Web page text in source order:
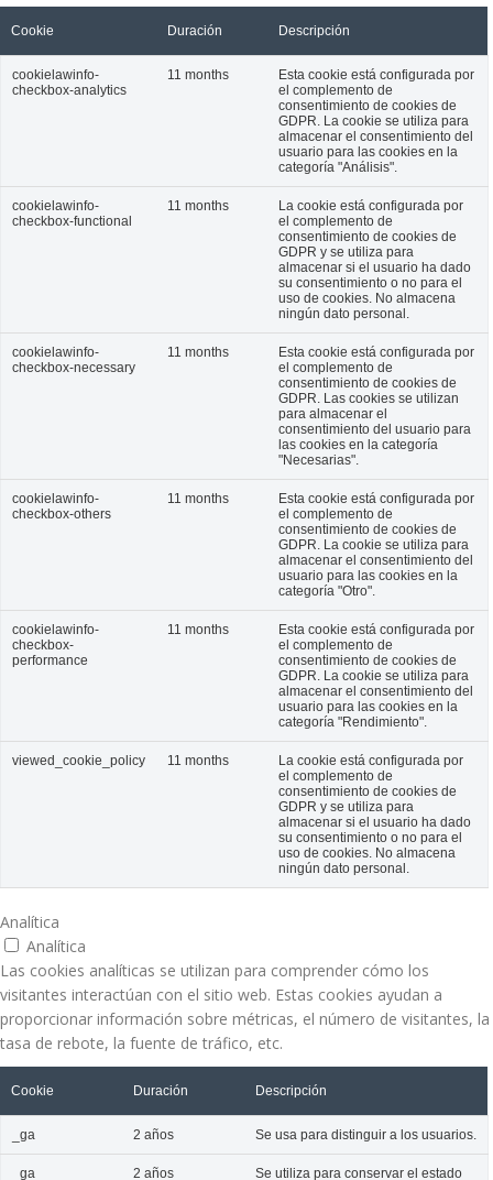
Cookie Duración Descripción
cookielawinfo-
checkbox-analytics
11 months
Esta cookie está configurada por
el complemento de
consentimiento de cookies de
GDPR. La cookie se utiliza para
almacenar el consentimiento del
usuario para las cookies en la
categoría "Análisis".
cookielawinfo-
checkbox-functional
11 months
La cookie está configurada por
el complemento de
consentimiento de cookies de
GDPR y se utiliza para
almacenar si el usuario ha dado
su consentimiento o no para el
uso de cookies. No almacena
ningún dato personal.
cookielawinfo-
checkbox-necessary
11 months
Esta cookie está configurada por
el complemento de
consentimiento de cookies de
GDPR. Las cookies se utilizan
para almacenar el
consentimiento del usuario para
las cookies en la categoría
"Necesarias".
cookielawinfo-
checkbox-others
11 months
Esta cookie está configurada por
el complemento de
consentimiento de cookies de
GDPR. La cookie se utiliza para
almacenar el consentimiento del
usuario para las cookies en la
categoría "Otro".
cookielawinfo-
checkbox-
performance
11 months
Esta cookie está configurada por
el complemento de
consentimiento de cookies de
GDPR. La cookie se utiliza para
almacenar el consentimiento del
usuario para las cookies en la
categoría "Rendimiento".
viewed_cookie_policy 11 months
La cookie está configurada por
el complemento de
consentimiento de cookies de
GDPR y se utiliza para
almacenar si el usuario ha dado
su consentimiento o no para el
uso de cookies. No almacena
ningún dato personal.
Analítica
Analítica
Las cookies analíticas se utilizan para comprender cómo los
visitantes interactúan con el sitio web. Estas cookies ayudan a
proporcionar información sobre métricas, el número de visitantes, la
tasa de rebote, la fuente de tráfico, etc.
Cookie Duración Descripción
_ga 2 años Se usa para distinguir a los usuarios.
_ga_ 2 años Se utiliza para conservar el estado